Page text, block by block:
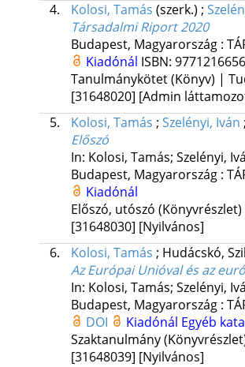
4.
Kolosi, Tamás (szerk.) ;
Társadalmi Riport 2020
Budapest, Magyarország :
Kiadónál ISBN:
Tanulmánykötet (Könyv) |
[31648020] [Admin
5.
Kolosi, Tamás ; Szelényi, Iván ;
Előszó
In: Kolosi, Tamás; Szelényi,
Budapest, Magyarország :
Kiadónál
Előszó, utószó
[31648030] [Nyilvános]
6.
Kolosi, Tamás ; Hudácskó,
Az Európai Unióval és az
In: Kolosi, Tamás; Szelényi,
Budapest, Magyarország :
DOI
Kiadónál Egyéb
Szaktanulmány
[31648039] [Nyilvános]